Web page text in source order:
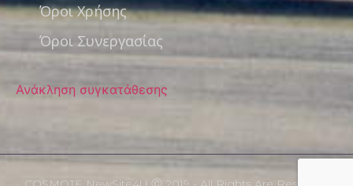
Όροι Χρήσης
Όροι Συνεργασίας
Ανάκληση συγκατάθεσης